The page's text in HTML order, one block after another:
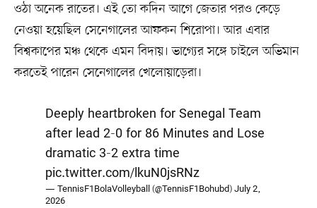
ওঠা অনেক রাতের। এই তো কদিন আগে জেতার পরও কেড়ে
নেওয়া হয়েছিল সেনেগালের আফকন শিরোপা। আর এবার
বিশ্বকাপের মঞ্চ থেকে এমন বিদায়। ভাগ্যের সঙ্গে চাইলে অভিমান
করতেই পারেন সেনেগালের খেলোয়াড়েরা।
Deeply heartbroken for Senegal Team
after lead 2-0 for 86 Minutes and Lose
dramatic 3-2 extra time
pic.twitter.com/lkuN0jsRNz
— TennisF1BolaVolleyball (@TennisF1Bohubd)July 2,
2026